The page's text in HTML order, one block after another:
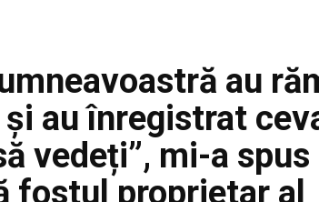
au
au înregistrat
vedeți”, mi-a
fostul proprietar al